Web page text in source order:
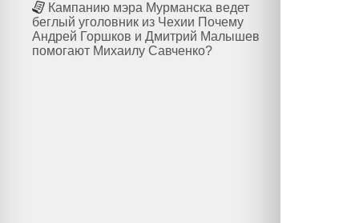
Кампанию мэра Мурманска ведет
беглый уголовник из Чехии Почему
Андрей Горшков и Дмитрий Малышев
помогают Михаилу Савченко?